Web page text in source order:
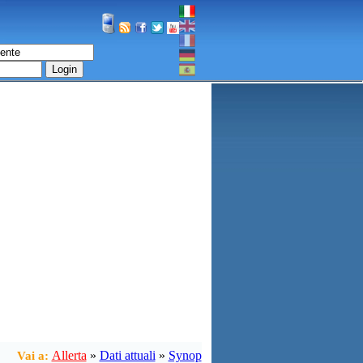
Login
Vai a: Allerta » Dati attuali » Synop